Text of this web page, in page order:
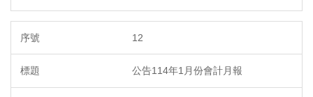
12
公告114年1月份會計月報